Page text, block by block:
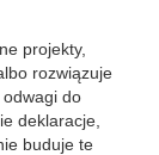
projekty,
rozwiązuje
do
deklaracje,
buduje te